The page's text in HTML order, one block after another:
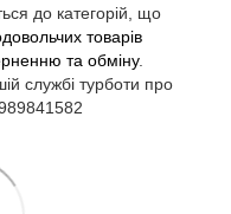
до категорій, що
товарів
та обміну.
службі турботи про